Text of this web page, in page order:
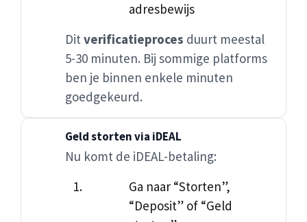
adresbewijs
Ditverificatieproces duurt meestal
5-30 minuten. Bij sommige platforms
ben je binnen enkele minuten
goedgekeurd.
Geld storten via iDEAL
Nu komt de iDEAL-betaling:
Ga naar “Storten”,
“Deposit” of “Geld